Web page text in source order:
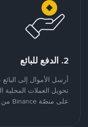
2. الدفع للبائع
أرسل الأموال إلى
تحويل العملات المحلية
على منصّة Binance من شخص لشخص.